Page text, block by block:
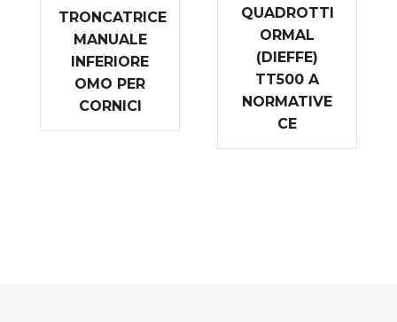
TRONCATRICE
MANUALE
INFERIORE
OMO PER
CORNICI
QUADROTTI
ORMAL
(DIEFFE)
TT500 A
NORMATIVE
CE